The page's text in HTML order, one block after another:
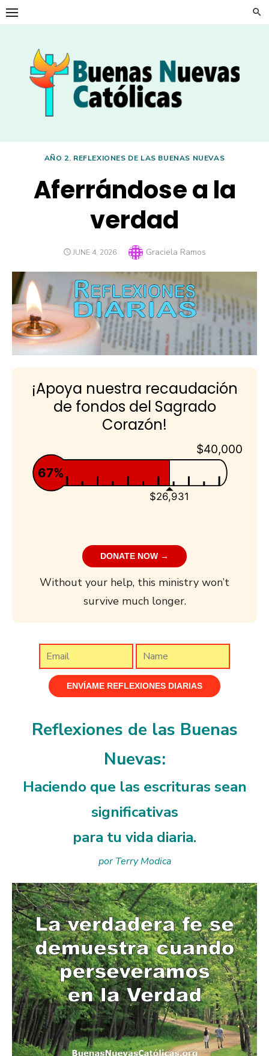
Skip
to
AÑO 2, REFLEXIONES DE LAS BUENAS NUEVAS
Aferrándose a la
verdad
POSTED
JUNE 4, 2026 Author
Graciela Ramos
¡Apoya nuestra recaudación
de fondos del Sagrado
Corazón!
$40,000
$26,931
67%
DONATE NOW →
Without your help, this ministry won’t
survive much longer.
Reflexiones de las Buenas
Nuevas:
Haciendo que las escrituras sean
significativas
para tu vida diaria.
por Terry Modica